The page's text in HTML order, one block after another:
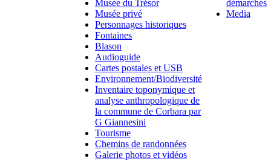
Musée du Trésor
Musée privé
Personnages historiques
Fontaines
Blason
Audioguide
Cartes postales et USB
Environnement/Biodiversité
Inventaire toponymique et
analyse anthropologique de
la commune de Corbara par
G Giannesini
Tourisme
Chemins de randonnées
Galerie photos et vidéos
démarches
Media